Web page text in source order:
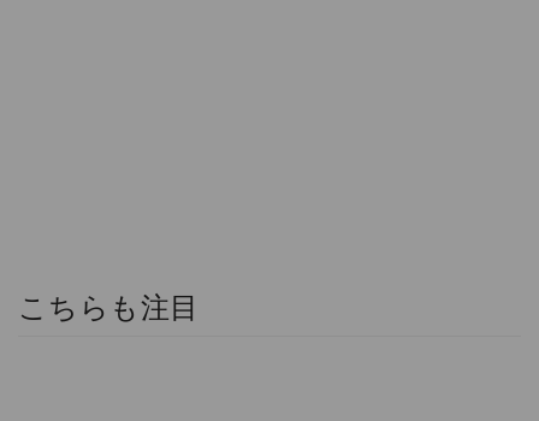
こちらも注目